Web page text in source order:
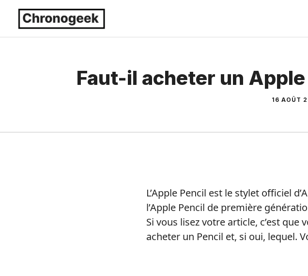
Aller
contenu
Faut-il acheter un
16 AOÛT
L’Apple Pencil est le stylet officiel
l’Apple Pencil de première
Si vous lisez votre article, c’est
acheter un Pencil et, si oui, lequel.